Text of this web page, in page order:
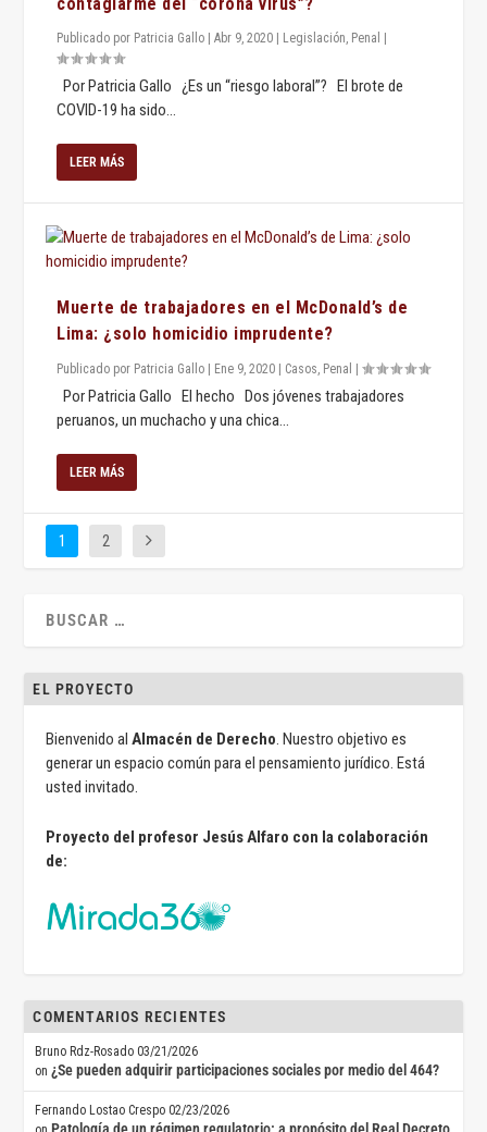
Publicado por Patricia Gallo |Abr 9, 2020 Legislación, Penal
Por Patricia Gallo ¿Es un “riesgo laboral”? El brote de
COVID-19 ha sido...
LEER MÁS
Muerte de trabajadores en el McDonald’s de
Lima: ¿solo homicidio imprudente?
Publicado por Patricia Gallo Ene 9, 2020 Casos, Penal |
Por Patricia Gallo El hecho Dos jóvenes trabajadores
peruanos, un muchacho y una chica...
LEER MÁS
1 2
EL PROYECTO
Bienvenido alAlmacén de Derecho. Nuestro objetivo es
generar un espacio común para el pensamiento jurídico. Está
usted invitado.
Proyecto del profesor Jesús Alfaro con la colaboración
de:
COMENTARIOS RECIENTES
Bruno Rdz-Rosado 03/21/2026
on¿Se pueden adquirir participaciones sociales por medio del 464?
Fernando Lostao Crespo 02/23/2026
Patología de un régimen regulatorio: a propósito del Real Decreto